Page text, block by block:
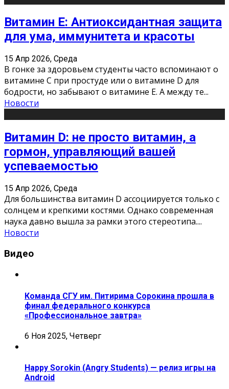
Витамин Е: Антиоксидантная защита
для ума, иммунитета и красоты
15 Апр 2026, Среда
В гонке за здоровьем студенты часто вспоминают о
витамине С при простуде или о витамине D для
бодрости, но забывают о витамине Е. А между те...
Новости
Витамин D: не просто витамин, а
гормон, управляющий вашей
успеваемостью
15 Апр 2026, Среда
Для большинства витамин D ассоциируется только с
солнцем и крепкими костями. Однако современная
наука давно вышла за рамки этого стереотипа....
Новости
Видео
Команда СГУ им. Питирима Сорокина прошла в
финал федерального конкурса
«Профессиональное завтра»
6 Ноя 2025, Четверг
Happy Sorokin (Angry Students) — релиз игры на
Android